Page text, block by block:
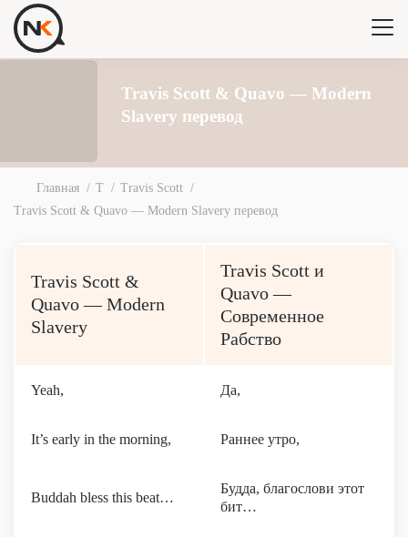
Travis Scott & Quavo — Modern
Slavery перевод
Главная T
Travis Scott
Travis Scott & Quavo — Modern Slavery перевод
Travis Scott &
Quavo — Modern
Slavery
Travis Scott и
Quavo —
Современное
Рабство
Yeah, Да,
It’s early in the morning, Раннее утро,
Buddah bless this beat…
Будда, благослови этот
бит…